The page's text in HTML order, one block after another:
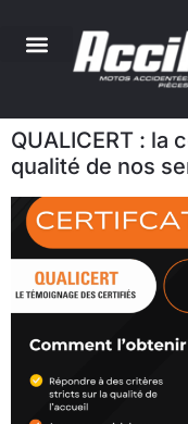
QUALICERT : la
qualité de nos